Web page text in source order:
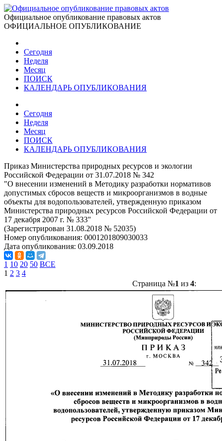
Официальное опубликование правовых актов
ОФИЦИАЛЬНОЕ ОПУБЛИКОВАНИЕ
Сегодня
Неделя
Месяц
ПОИСК
КАЛЕНДАРЬ ОПУБЛИКОВАНИЯ
Сегодня
Неделя
Месяц
ПОИСК
КАЛЕНДАРЬ ОПУБЛИКОВАНИЯ
Приказ Министерства природных ресурсов и экологии
Российской Федерации от 31.07.2018 № 342
"О внесении изменений в Методику разработки нормативов
допустимых сбросов веществ и микроорганизмов в водные
объекты для водопользователей, утвержденную приказом
Министерства природных ресурсов Российской Федерации от
17 декабря 2007 г. № 333"
(Зарегистрирован 31.08.2018 № 52035)
Номер опубликования: 0001201809030033
Дата опубликования: 03.09.2018
1 10 20 50 ВСЕ
1 2 3 4
Страница №1 из 4: